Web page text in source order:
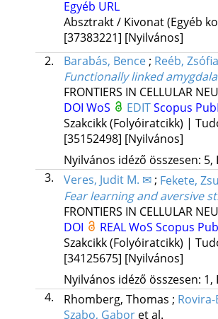
Egyéb URL
Absztrakt / Kivonat (Egyéb
[37383221] [Nyilvános]
2.
Barabás, Bence; Reéb, Zsófia
Functionally linked
FRONTIERS IN CELLULAR
DOI WoS EDITScopus
Szakcikk (Folyóiratcikk) |
[35152498] [Nyilvános]
Nyilvános idéző összesen:
3.
Veres, Judit M. ✉; Fekete,
Fear learning and aversive
FRONTIERS IN CELLULAR
DOI
REALWoS Scopus
Szakcikk (Folyóiratcikk) |
[34125675] [Nyilvános]
Nyilvános idéző összesen:
4.
Rhomberg, Thomas ;
Szabo, Gabor et al.